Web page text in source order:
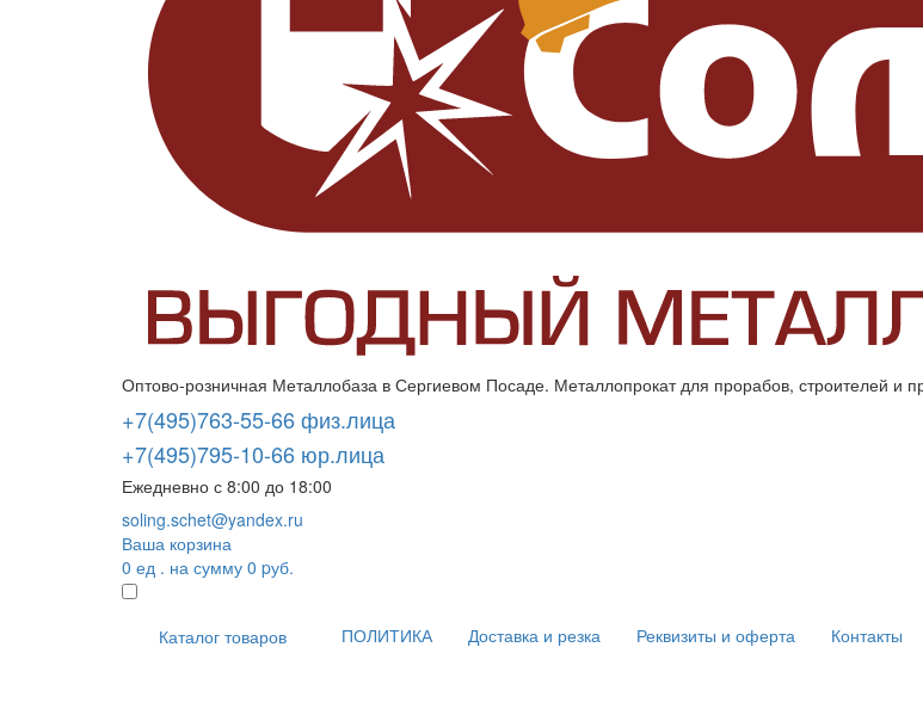
Оптово-розничная Металлобаза в Сергиевом Посаде. Металлопрокат для прорабов, строителей и
+7(495)763-55-66 физ.лица
+7(495)795-10-66 юр.лица
Ежедневно с 8:00 до 18:00
soling.schet@yandex.ru
Ваша корзина
0 ед . на сумму 0 pуб.
Каталог товаров ПОЛИТИКА Доставка и резка Реквизиты и оферта Контакты